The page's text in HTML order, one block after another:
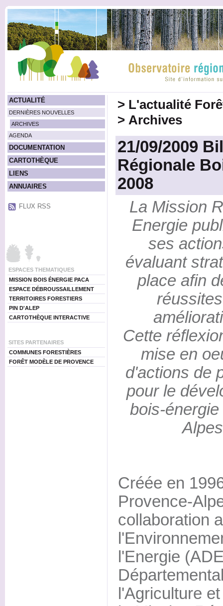
ACTUALITÉ
DERNIÈRES NOUVELLES
ARCHIVES
AGENDA
DOCUMENTATION
CARTOTHÈQUE
LIENS
ANNUAIRES
FLUX RSS
ESPACES THEMATIQUES
MISSION BOIS ÉNERGIE PACA
ESPACE DÉBROUSSAILLEMENT
TERRITOIRES FORESTIERS
PIN D'ALEP
CARTOTHÈQUE INTERACTIVE
SITES PARTENAIRES
COMMUNES FORESTIÈRES
FORÊT MODÈLE DE PROVENCE
> L'actualité
> Archives
21/09/2009
Régionale
2008
La Mission
Energie
ses
évaluant
place afin
Cette
mise en
d'actions de
pour le
bois-
Créée en
Provence-
collaboration
l'Energie
l'Agriculture